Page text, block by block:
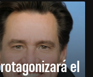
el